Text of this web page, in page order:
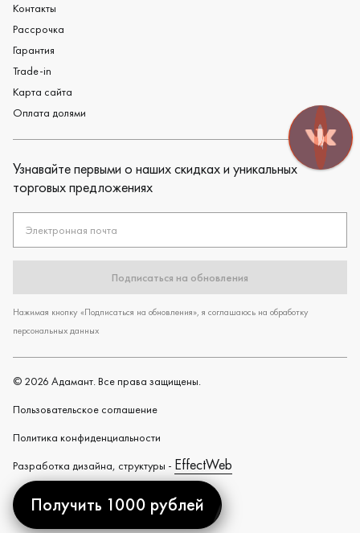
Контакты
Рассрочка
Гарантия
Trade-in
Карта сайта
Оплата долями
Узнавайте первыми о наших скидках и уникальных
торговых предложениях
Электронная почта
Подписаться на обновления
Нажимая кнопку «Подписаться на обновления», я соглашаюсь на обработку
персональных данных
© 2026 Адамант. Все права защищены.
Пользовательское cоглашение
Политика конфиденциальности
Разработка дизайна, структуры - EffectWeb
Created by
Получить 1000 рублей